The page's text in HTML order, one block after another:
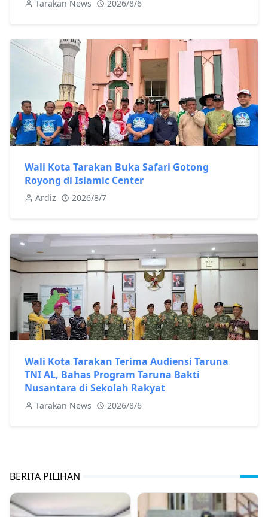
Tarakan News 2026/8/6
Wali Kota Tarakan Buka Safari Gotong
Royong di Islamic Center
Ardiz 2026/8/7
Wali Kota Tarakan Terima Audiensi Taruna
TNI AL, Bahas Program Taruna Bakti
Nusantara di Sekolah Rakyat
Tarakan News 2026/8/6
BERITA PILIHAN